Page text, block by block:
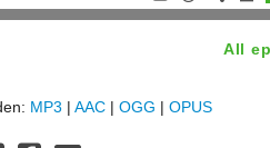
All
MP3 | AAC | OGG | OPUS